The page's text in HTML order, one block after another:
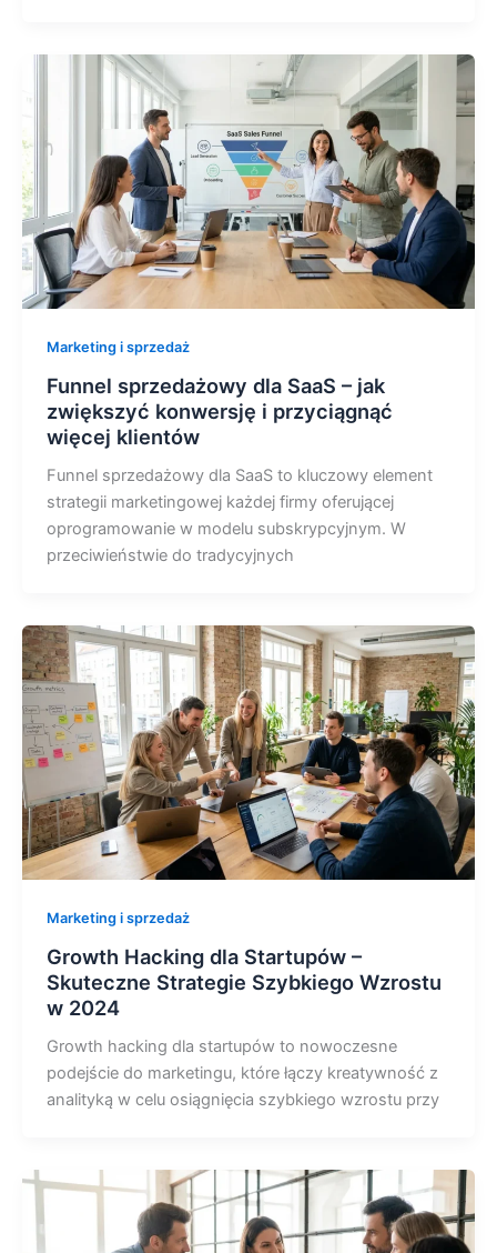
Marketing i sprzedaż
Funnel sprzedażowy dla SaaS – jak
zwiększyć konwersję i przyciągnąć
więcej klientów
Funnel sprzedażowy dla SaaS to kluczowy element
strategii marketingowej każdej firmy oferującej
oprogramowanie w modelu subskrypcyjnym. W
przeciwieństwie do tradycyjnych
Marketing i sprzedaż
Growth Hacking dla Startupów –
Skuteczne Strategie Szybkiego Wzrostu
w 2024
Growth hacking dla startupów to nowoczesne
podejście do marketingu, które łączy kreatywność z
analityką w celu osiągnięcia szybkiego wzrostu przy